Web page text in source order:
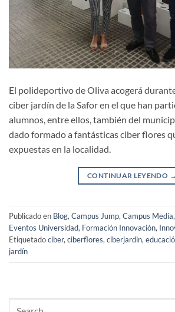
El polideportivo de Oliva acogerá
ciber jardín de la Safor en el que han
alumnos, entre ellos, también del
dado formado a fantásticas ciber flores
expuestas en la localidad.
CONTINUAR LEYENDO →
Publicado en Blog,Campus Jump,Campus Media,
Eventos Universidad, Formación Innovación,
Etiquetadociber,ciberflores,ciberjardin,
jardín